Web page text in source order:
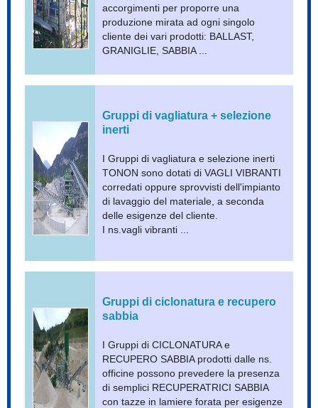
accorgimenti per proporre una
produzione mirata ad ogni singolo
cliente dei vari prodotti: BALLAST,
GRANIGLIE, SABBIA
Gruppi di vagliatura + selezione
inerti
I Gruppi di vagliatura e selezione inerti
TONON sono dotati di VAGLI VIBRANTI
corredati oppure sprovvisti dell'impianto
di lavaggio del materiale, a seconda
delle esigenze del cliente.
I ns.vagli vibranti ...
Gruppi di ciclonatura e recupero
sabbia
I Gruppi di CICLONATURA e
RECUPERO SABBIA prodotti dalle ns.
officine possono prevedere la presenza
di semplici RECUPERATRICI SABBIA
con tazze in lamiere forata per esigenze